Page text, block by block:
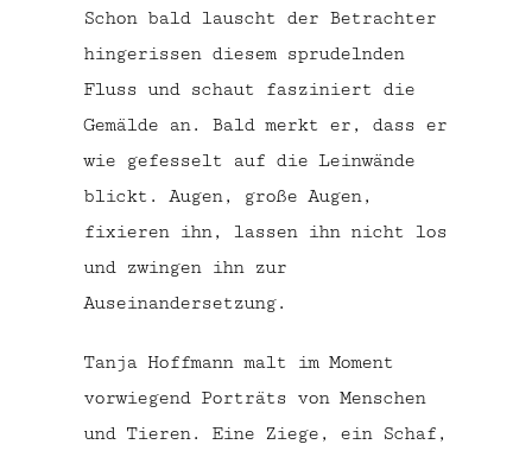
Schon bald lauscht der Betrachter
hingerissen diesem sprudelnden
Fluss und schaut fasziniert die
Gemälde an. Bald merkt er, dass er
wie gefesselt auf die Leinwände
blickt. Augen, große Augen,
fixieren ihn, lassen ihn nicht los
und zwingen ihn zur
Auseinandersetzung.
Tanja Hoffmann malt im Moment
vorwiegend Porträts von Menschen
und Tieren. Eine Ziege, ein Schaf,